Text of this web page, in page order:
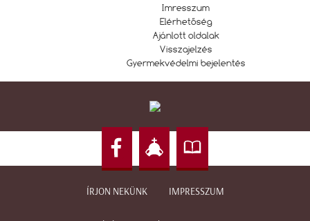
Imresszum
Elérhetőség
Ajánlott oldalak
Visszajelzés
Gyermekvédelmi bejelentés
ÍRJON NEKÜNK IMPRESSZUM